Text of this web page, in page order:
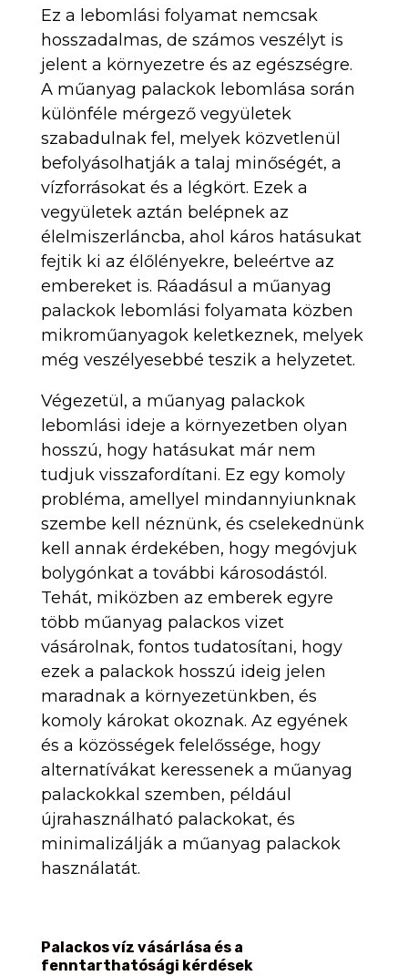
Ez a lebomlási folyamat nemcsak
hosszadalmas, de számos veszélyt is
jelent a környezetre és az egészségre.
A műanyag palackok lebomlása során
különféle mérgező vegyületek
szabadulnak fel, melyek közvetlenül
befolyásolhatják a talaj minőségét, a
vízforrásokat és a légkört. Ezek a
vegyületek aztán belépnek az
élelmiszerláncba, ahol káros hatásukat
fejtik ki az élőlényekre, beleértve az
embereket is. Ráadásul a műanyag
palackok lebomlási folyamata közben
mikroműanyagok keletkeznek, melyek
még veszélyesebbé teszik a helyzetet.
Végezetül, a műanyag palackok
lebomlási ideje a környezetben olyan
hosszú, hogy hatásukat már nem
tudjuk visszafordítani. Ez egy komoly
probléma, amellyel mindannyiunknak
szembe kell néznünk, és cselekednünk
kell annak érdekében, hogy megóvjuk
bolygónkat a további károsodástól.
Tehát, miközben az emberek egyre
több műanyag palackos vizet
vásárolnak, fontos tudatosítani, hogy
ezek a palackok hosszú ideig jelen
maradnak a környezetünkben, és
komoly károkat okoznak. Az egyének
és a közösségek felelőssége, hogy
alternatívákat keressenek a műanyag
palackokkal szemben, például
újrahasználható palackokat, és
minimalizálják a műanyag palackok
használatát.
Palackos víz vásárlása és a
fenntarthatósági kérdések